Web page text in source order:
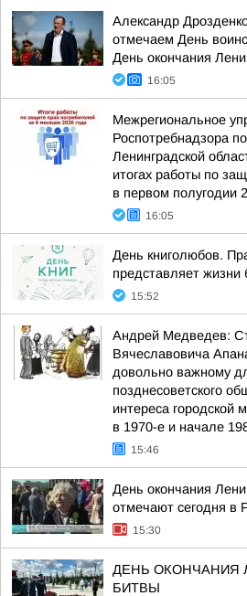
Александр
отмечаем День
День окончания
16:05
Межрегиональное
Роспотребнадзора
Ленинградской
итогах работы по
в первом полугодии
16:05
День книголюбов.
представляет жизни
15:52
Андрей Медведев:
Вячеславовича
довольно важному
позднесоветского
интереса городской
в 1970-е и начале
15:46
День окончания
отмечают сегодня в
15:30
ДЕНЬ ОКОНЧАНИЯ
БИТВЫ